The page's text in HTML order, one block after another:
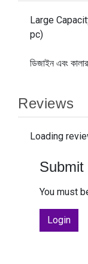
Large
pc)
ডিজাইন এবং
Reviews
Loading
Submit
You must
Login